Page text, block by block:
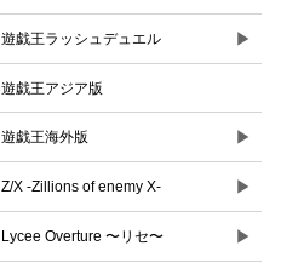
遊戯王ラッシュデュエル ▶
遊戯王アジア版
遊戯王海外版 ▶
Z/X -Zillions of enemy X- ▶
Lycee Overture 〜リセ〜 ▶